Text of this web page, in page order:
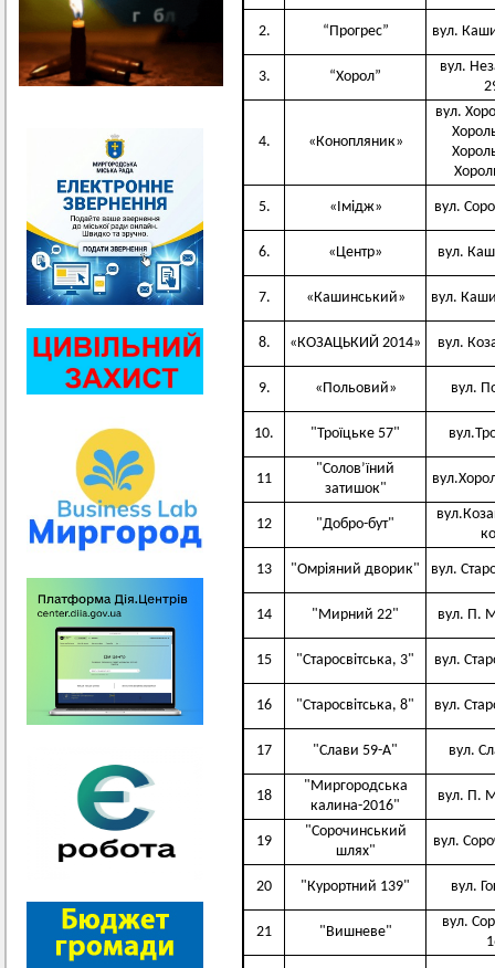
2. “Прогрес” вул.
3. “Хорол”
вул.
4. «Конопляник»
вул.
5. «Імідж» вул.
6. «Центр» вул.
7. «Кашинський» вул.
8. «КОЗАЦЬКИЙ 2014» вул.
9. «Польовий» вул.
10. "Троїцьке 57"
11
"Солов’їний
затишок"
12 "Добро-бут"
13 "Омріяний дворик" вул.
14 "Мирний 22" вул. П.
15 "Старосвітська, 3" вул.
16 "Старосвітська, 8" вул.
17 "Слави 59-А" вул.
18
"Миргородська
калина-2016"
вул. П.
19
"Сорочинський
шлях"
вул.
20 "Курортний 139" вул.
21 "Вишневе"
вул.